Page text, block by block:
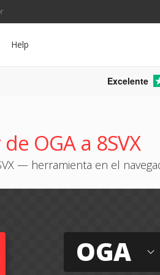
Help
Excelente
OGA a 8SVX
— herramienta en el
OGA